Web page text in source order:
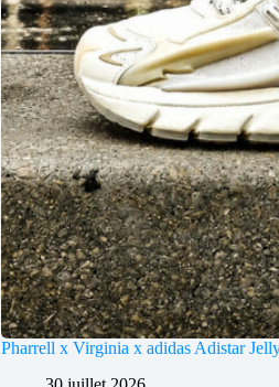
Pharrell x Virginia x adidas Adistar